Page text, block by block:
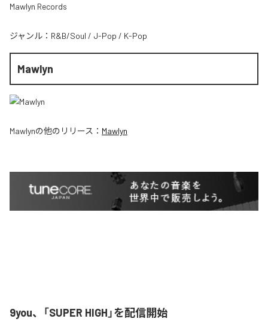
Mawlyn Records
ジャンル： R&B/Soul / J-Pop / K-Pop
Mawlyn
Mawlynの他のリリース： Mawlyn
9you、「SUPER HIGH」を配信開始